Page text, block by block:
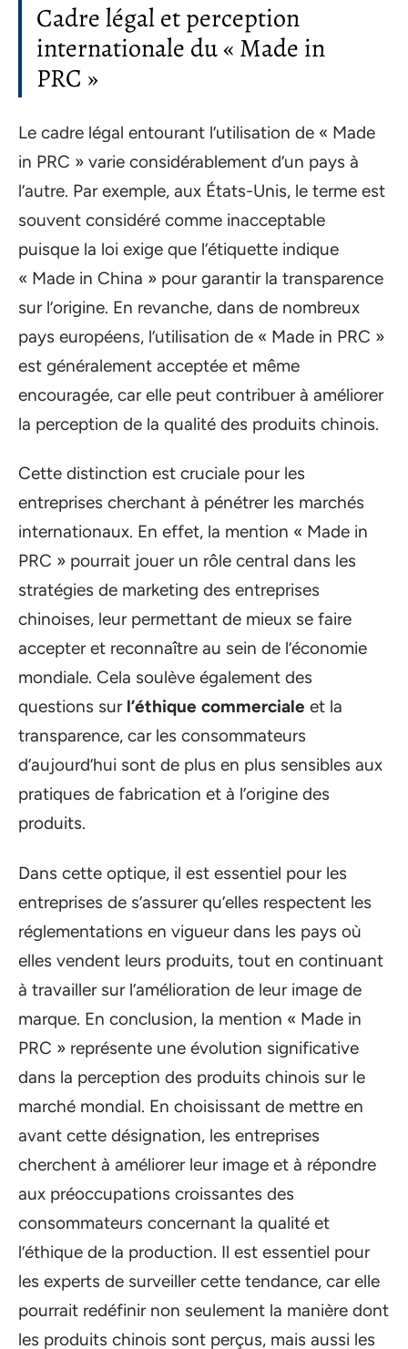
Cadre légal et perception
internationale du « Made in
PRC »
Le cadre légal entourant l’utilisation de « Made
in PRC » varie considérablement d’un pays à
l’autre. Par exemple, aux États-Unis, le terme est
souvent considéré comme inacceptable
puisque la loi exige que l’étiquette indique
« Made in China » pour garantir la transparence
sur l’origine. En revanche, dans de nombreux
pays européens, l’utilisation de « Made in PRC »
est généralement acceptée et même
encouragée, car elle peut contribuer à améliorer
la perception de la qualité des produits chinois.
Cette distinction est cruciale pour les
entreprises cherchant à pénétrer les marchés
internationaux. En effet, la mention « Made in
PRC » pourrait jouer un rôle central dans les
stratégies de marketing des entreprises
chinoises, leur permettant de mieux se faire
accepter et reconnaître au sein de l’économie
mondiale. Cela soulève également des
questions sur l’éthique commerciale et la
transparence, car les consommateurs
d’aujourd’hui sont de plus en plus sensibles aux
pratiques de fabrication et à l’origine des
produits.
Dans cette optique, il est essentiel pour les
entreprises de s’assurer qu’elles respectent les
réglementations en vigueur dans les pays où
elles vendent leurs produits, tout en continuant
à travailler sur l’amélioration de leur image de
marque. En conclusion, la mention « Made in
PRC » représente une évolution significative
dans la perception des produits chinois sur le
marché mondial. En choisissant de mettre en
avant cette désignation, les entreprises
cherchent à améliorer leur image et à répondre
aux préoccupations croissantes des
consommateurs concernant la qualité et
l’éthique de la production. Il est essentiel pour
les experts de surveiller cette tendance, car elle
pourrait redéfinir non seulement la manière dont
les produits chinois sont perçus, mais aussi les